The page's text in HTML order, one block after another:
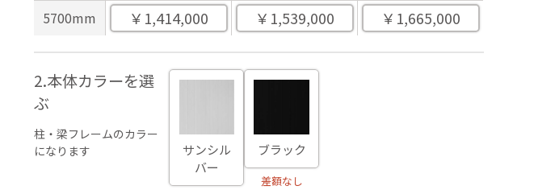
5700mm ￥1,414,000 ￥1,539,000 ￥1,665,000
2.本体カラーを選
ぶ
柱・梁フレームのカラー
になります
サンシル
バー
ブラック
差額なし